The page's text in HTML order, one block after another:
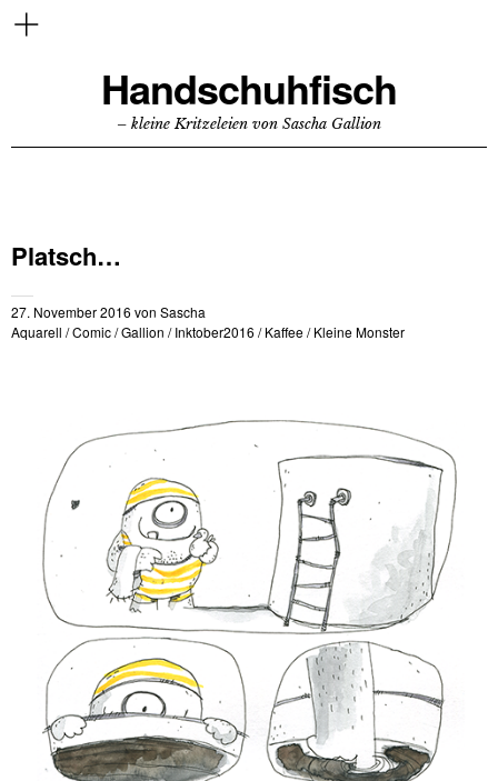
Handschuhfisch
– kleine Kritzeleien von Sascha Gallion
Platsch…
27. November 2016 von Sascha
Aquarell /Comic/Gallion /Inktober2016 /Kaffee/Kleine Monster